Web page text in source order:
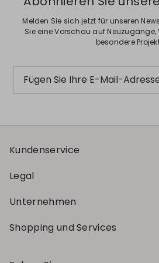
Melden Sie sich jetzt für unseren
Sie eine Vorschau auf
besondere
Fügen Sie Ihre E-Mail-
Kundenservice
Legal
Unternehmen
Shopping und Services